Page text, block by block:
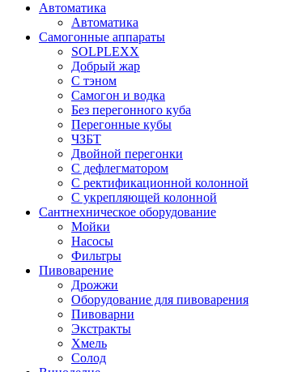
Автоматика
Автоматика
Самогонные аппараты
SOLPLEXX
Добрый жар
С тэном
Самогон и водка
Без перегонного куба
Перегонные кубы
ЧЗБТ
Двойной перегонки
С дефлегматором
С ректификационной колонной
С укрепляющей колонной
Сантнехническое оборудование
Мойки
Насосы
Фильтры
Пивоварение
Дрожжи
Оборудование для пивоварения
Пивоварни
Экстракты
Хмель
Солод